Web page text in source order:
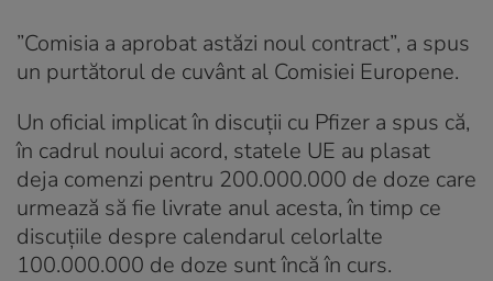
”Comisia a aprobat astăzi noul contract”, a spus
un purtătorul de cuvânt al Comisiei Europene.
Un oficial implicat în discuții cu Pfizer a spus că,
în cadrul noului acord, statele UE au plasat
deja comenzi pentru 200.000.000 de doze care
urmează să fie livrate anul acesta, în timp ce
discuțiile despre calendarul celorlalte
100.000.000 de doze sunt încă în curs.